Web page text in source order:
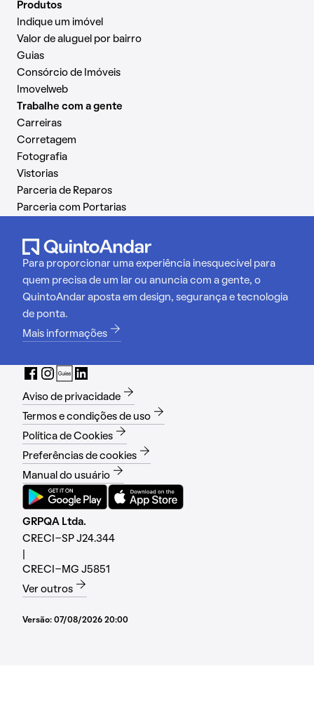
Produtos
Indique um imóvel
Valor de aluguel por bairro
Guias
Consórcio de Imóveis
Imovelweb
Trabalhe com a gente
Carreiras
Corretagem
Fotografia
Vistorias
Parceria de Reparos
Parceria com Portarias
Para proporcionar uma experiência inesquecível para
quem precisa de um lar ou anuncia com a gente, o
QuintoAndar aposta em design, segurança e tecnologia
de ponta.
Mais informações
Aviso de privacidade
Termos e condições de uso
Política de Cookies
Preferências de cookies
Manual do usuário
GRPQA Ltda.
CRECI-SP J24.344
CRECI-MG J5851
Ver outros
Versão: 07/08/2026 20:00